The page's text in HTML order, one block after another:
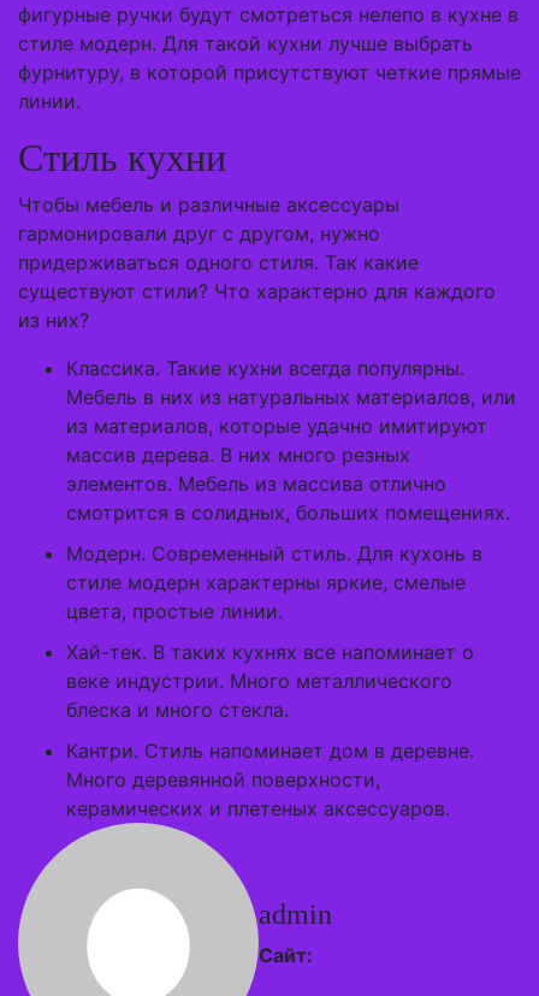
фигурные ручки будут смотреться нелепо в кухне в
стиле модерн. Для такой кухни лучше выбрать
фурнитуру, в которой присутствуют четкие прямые
линии.
Стиль кухни
Чтобы мебель и различные аксессуары
гармонировали друг с другом, нужно
придерживаться одного стиля. Так какие
существуют стили? Что характерно для каждого
из них?
Классика. Такие кухни всегда популярны.
Мебель в них из натуральных материалов, или
из материалов, которые удачно имитируют
массив дерева. В них много резных
элементов. Мебель из массива отлично
смотрится в солидных, больших помещениях.
Модерн. Современный стиль. Для кухонь в
стиле модерн характерны яркие, смелые
цвета, простые линии.
Хай-тек. В таких кухнях все напоминает о
веке индустрии. Много металлического
блеска и много стекла.
Кантри. Стиль напоминает дом в деревне.
Много деревянной поверхности,
керамических и плетеных аксессуаров.
admin
Сайт: